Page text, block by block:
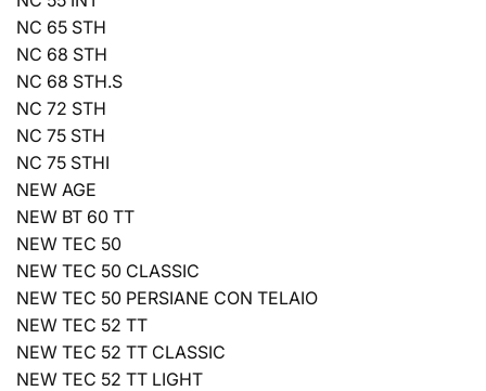
NC 65 STH
NC 68 STH
NC 68 STH.S
NC 72 STH
NC 75 STH
NC 75 STHI
NEW AGE
NEW BT 60 TT
NEW TEC 50
NEW TEC 50 CLASSIC
NEW TEC 50 PERSIANE CON TELAIO
NEW TEC 52 TT
NEW TEC 52 TT CLASSIC
NEW TEC 52 TT LIGHT